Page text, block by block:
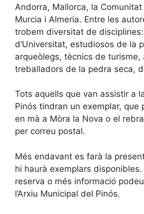
Andorra, Mallorca, la Comunitat
Murcia i Almeria. Entre les
trobem diversitat de
d’Universitat, estudiosos de la
arqueòlegs, tècnics de turisme,
treballadors de la pedra seca,
Tots aquells que van assistir a
Pinós tindran un exemplar, que
en mà a Mòra la Nova o el
per correu postal.
Més endavant es farà la
hi haurà exemplars
reserva o més informació
l’Arxiu Municipal del Pinós.